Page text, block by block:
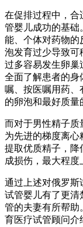
在促排过程中，合
管婴儿成功的基础
能、个体对药物的
泡发育过少导致可
过多容易发生卵巢
全面了解患者的身
嘱、按医嘱用药、
的卵泡和最好质量
而对于男性精子质
为先进的梯度离心
提取优质精子，降
成损伤，最大程度
通过上述对俄罗斯
试管婴儿有了更清
管的夫妻有所帮助
育医疗试管顾问介